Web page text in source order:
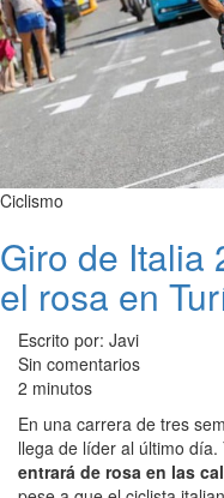
Ciclismo
Giro de Italia
el rosa en
Escrito por: Javi
Sin comentarios
2 minutos
En una carrera de tres
llega de líder al último
entrará de rosa en las